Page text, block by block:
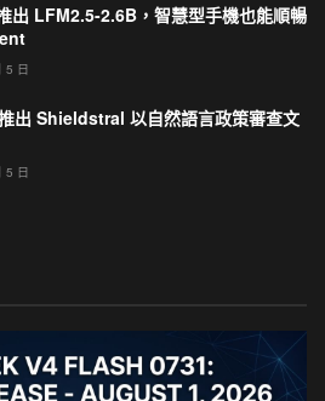
出 LFM2.5-2.6B，智慧型手機也能順暢
5 日
出 Shieldstral 以自然語言政策審查文
5 日